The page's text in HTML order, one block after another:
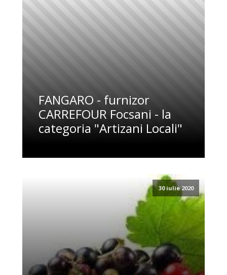
FANGARO - furnizor
CARREFOUR Focsani - la
categoria "Artizani Locali"
30 iulie 2020